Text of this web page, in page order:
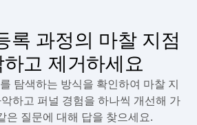
록 과정의 마찰 지점
고 제거하세요
탐색하는 방식을 확인하여 마찰 지
하고 퍼널 경험을 하나씩 개선해 가
은 질문에 대해 답을 찾으세요.